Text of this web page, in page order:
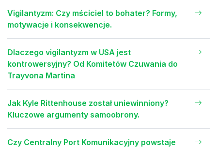
Vigilantyzm: Czy mściciel to bohater? Formy,
motywacje i konsekwencje.
Dlaczego vigilantyzm w USA jest
kontrowersyjny? Od Komitetów Czuwania do
Trayvona Martina
Jak Kyle Rittenhouse został uniewinniony?
Kluczowe argumenty samoobrony.
Czy Centralny Port Komunikacyjny powstaje